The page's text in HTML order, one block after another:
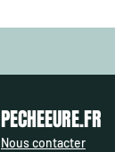
PECHEEURE.FR
Nous contacter